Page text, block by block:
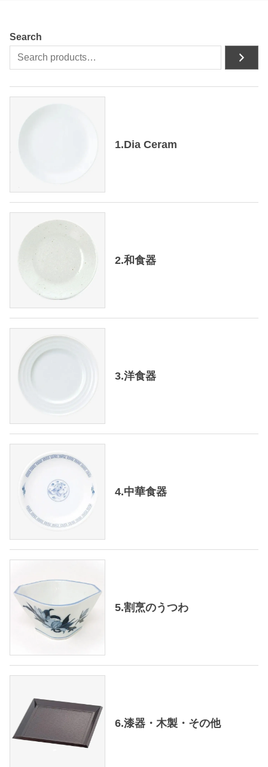
Search
1.Dia Ceram
2.和食器
3.洋食器
4.中華食器
5.割烹のうつわ
6.漆器・木製・その他